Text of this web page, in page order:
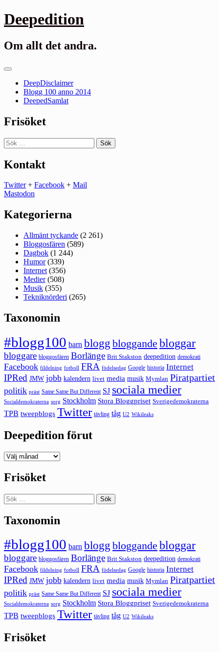
Gå
till
Deepedition
Om allt det andra.
Primär
DeepDisclaimer
Blogg 100 anno 2014
DeepedSamlat
Frisöket
Sök
efter:
Kontakt
Twitter+ Facebook + Mail
Mastodon
Kategorierna
Allmänt tyckande (2 261)
Bloggosfären (589)
Dagbok (1 244)
Humor(339)
Internet (356)
Medier(508)
Musik (355)
Tekniknörderi (265)
Taxonomin
#blogg100 barn blogg bloggande bloggar
bloggare bloggosfären Borlänge Brit Stakston deepedition demokrati
Facebook fildelning fotboll FRA födelsedag Google historia Internet
IPRed JMW jobb kalendern livet media musik Mymlan Piratpartiet
politik präst Same Same But Different SJ sociala medier
Socialdemokraterna sorg Stockholm Stora Bloggpriset Sverigedemokraterna
TPB tweepblogs Twitter tävling tåg U2 Wikileaks
Deepedition förut
Deepedition
Frisöket
Sök
efter:
Taxonomin
#blogg100 barn blogg bloggande bloggar
bloggare bloggosfären Borlänge Brit Stakston deepedition demokrati
Facebook fildelning fotboll FRA födelsedag Google historia Internet
IPRed JMW jobb kalendern livet media musik Mymlan Piratpartiet
politik präst Same Same But Different SJ sociala medier
Socialdemokraterna sorg Stockholm Stora Bloggpriset Sverigedemokraterna
TPB tweepblogs Twitter tävling tåg U2 Wikileaks
Frisöket